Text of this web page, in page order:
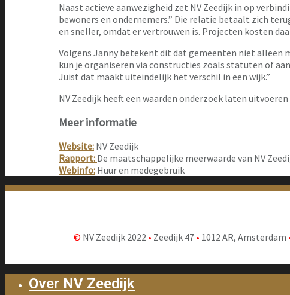
Naast actieve aanwezigheid zet NV Zeedijk in op
bewoners en ondernemers.” Die relatie betaalt zich
en sneller, omdat er vertrouwen is. Projecten kosten
Volgens Janny betekent dit dat gemeenten niet alleen
kun je organiseren via constructies zoals statuten of
Juist dat maakt uiteindelijk het verschil in een wijk.”
NV Zeedijk heeft een waarden onderzoek laten
Meer informatie
Website: NV Zeedijk
Rapport: De maatschappelijke meerwaarde van NV
Webinfo: Huur en medegebruik
© NV Zeedijk 2022 • Zeedijk 47 • 1012 AR, Amsterdam
Over NV Zeedijk